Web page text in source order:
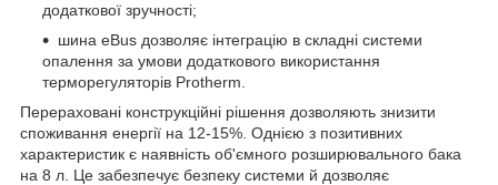
додаткової зручності;
шина eBus дозволяє інтеграцію в складні системи
опалення за умови додаткового використання
терморегуляторів Protherm.
Перераховані конструкційні рішення дозволяють знизити
споживання енергії на 12-15%. Однією з позитивних
характеристик є наявність об'ємного розширювального бака
на 8 л. Це забезпечує безпеку системи й дозволяє